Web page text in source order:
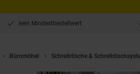
kein Mindestbestellwert
Büromöbel Schreibtische &